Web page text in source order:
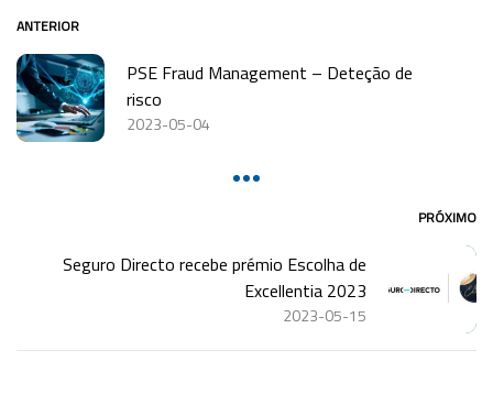
ANTERIOR
PSE Fraud Management – Deteção de
risco
2023-05-04
PRÓXIMO
Seguro Directo recebe prémio Escolha de
Excellentia 2023
2023-05-15